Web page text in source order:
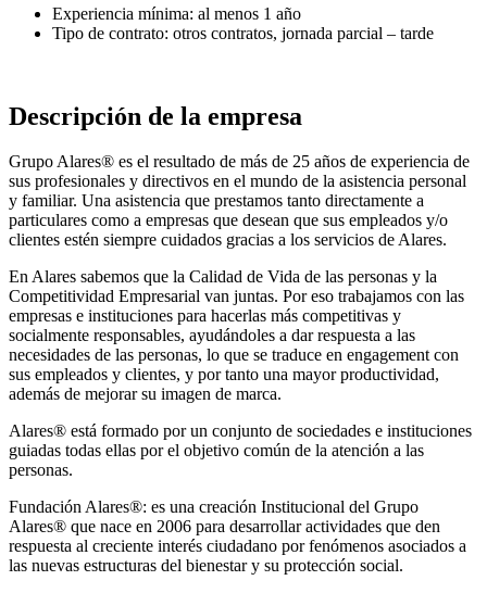
Experiencia mínima: al menos 1 año
Tipo de contrato: otros contratos, jornada parcial – tarde
Descripción de la empresa
Grupo Alares® es el resultado de más de 25 años de experiencia de
sus profesionales y directivos en el mundo de la asistencia personal
y familiar. Una asistencia que prestamos tanto directamente a
particulares como a empresas que desean que sus empleados y/o
clientes estén siempre cuidados gracias a los servicios de Alares.
En Alares sabemos que la Calidad de Vida de las personas y la
Competitividad Empresarial van juntas. Por eso trabajamos con las
empresas e instituciones para hacerlas más competitivas y
socialmente responsables, ayudándoles a dar respuesta a las
necesidades de las personas, lo que se traduce en engagement con
sus empleados y clientes, y por tanto una mayor productividad,
además de mejorar su imagen de marca.
Alares® está formado por un conjunto de sociedades e instituciones
guiadas todas ellas por el objetivo común de la atención a las
personas.
Fundación Alares®: es una creación Institucional del Grupo
Alares® que nace en 2006 para desarrollar actividades que den
respuesta al creciente interés ciudadano por fenómenos asociados a
las nuevas estructuras del bienestar y su protección social.